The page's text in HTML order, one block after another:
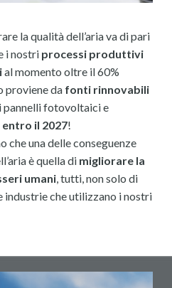
la qualità dell’aria va di pari
i nostri processi produttivi
al momento oltre il 60%
proviene da fonti rinnovabili
pannelli fotovoltaici e
entro il 2027!
che una delle conseguenze
è quella di migliorare la
umani, tutti, non solo di
industrie che utilizzano i nostri